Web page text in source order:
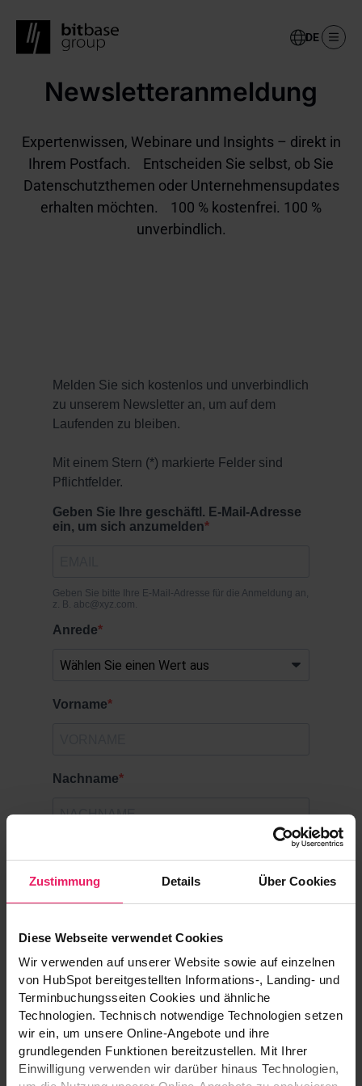
Zustimmung Details Über Cookies
Diese Webseite verwendet Cookies
Wir verwenden auf unserer Website sowie auf einzelnen
von HubSpot bereitgestellten Informations-, Landing- und
Terminbuchungsseiten Cookies und ähnliche
Technologien. Technisch notwendige Technologien setzen
wir ein, um unsere Online-Angebote und ihre
grundlegenden Funktionen bereitzustellen. Mit Ihrer
Einwilligung verwenden wir darüber hinaus Technologien,
content
Select
Newsletteranmeldung
Expertenwissen, Webinare und Insights – direkt in
Ihrem Postfach. Entscheiden Sie selbst, ob Sie
Datenschutzthemen oder Unternehmensupdates
erhalten möchten. 100 % kostenfrei. 100 %
unverbindlich.